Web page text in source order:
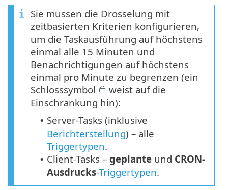
Sie müssen die Drosselung mit
zeitbasierten Kriterien konfigurieren,
um die Taskausführung auf höchstens
einmal alle 15 Minuten und
Benachrichtigungen auf höchstens
einmal pro Minute zu begrenzen (ein
Schlosssymbol
weist auf die
Einschränkung hin):
• Server-Tasks (inklusive
Berichterstellung) – alle
Triggertypen.
• Client-Tasks – geplante und CRON-
Ausdrucks-Triggertypen.